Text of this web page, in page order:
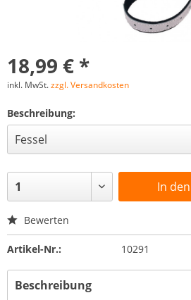
18,99 € *
inkl. MwSt.zzgl. Versandkosten
Beschreibung:
In den
Bewerten
Artikel-Nr.: 10291
Beschreibung